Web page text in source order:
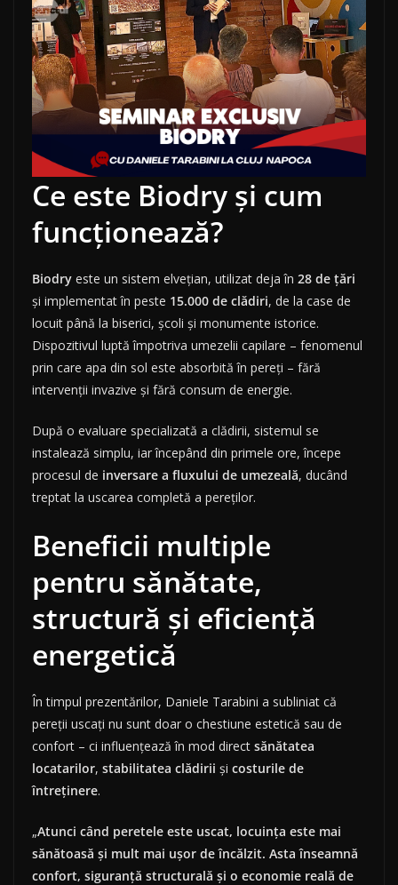
Ce este Biodry și cum
funcționează?
Biodry este un sistem elvețian, utilizat deja în 28 de țări
și implementat în peste 15.000 de clădiri, de la case de
locuit până la biserici, școli și monumente istorice.
Dispozitivul luptă împotriva umezelii capilare – fenomenul
prin care apa din sol este absorbită în pereți – fără
intervenții invazive și fără consum de energie.
După o evaluare specializată a clădirii, sistemul se
instalează simplu, iar începând din primele ore, începe
procesul de inversare a fluxului de umezeală, ducând
treptat la uscarea completă a pereților.
Beneficii multiple
pentru sănătate,
structură și eficiență
energetică
În timpul prezentărilor, Daniele Tarabini a subliniat că
pereții uscați nu sunt doar o chestiune estetică sau de
confort – ci influențează în mod direct sănătatea
locatarilor, stabilitatea clădirii și costurile de
întreținere.
„Atunci când peretele este uscat, locuința este mai
sănătoasă și mult mai ușor de încălzit. Asta înseamnă
confort, siguranță structurală și o economie reală de